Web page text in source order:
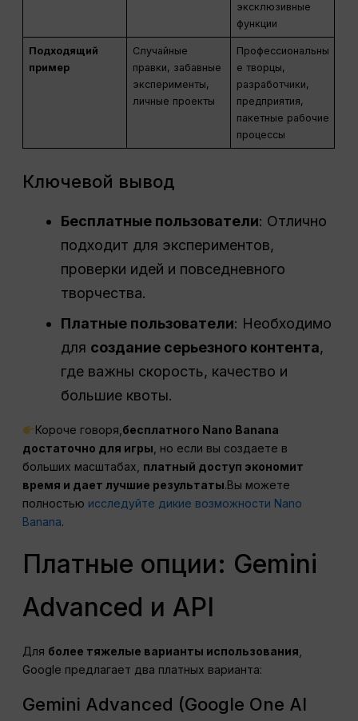
эксклюзивные
функции
Подходящий
пример
Случайные
правки, забавные
эксперименты,
личные проекты
Профессиональны
е творцы,
разработчики,
предприятия,
пакетные рабочие
процессы
Ключевой вывод
Бесплатные пользователи: Отлично
подходит для экспериментов,
проверки идей и повседневного
творчества.
Платные пользователи: Необходимо
для создание серьезного контента,
где важны скорость, качество и
большие квоты.
Короче говоря, бесплатного Nano Banana
достаточно для игры , но если вы создаете в
больших масштабах, платный доступ экономит
время и дает лучшие результаты.Вы можете
полностью исследуйте дикие возможности Nano
Banana.
Платные опции: Gemini
Advanced и API
Для более тяжелые варианты использования
Google предлагает два платных варианта:
Gemini Advanced (Google One AI